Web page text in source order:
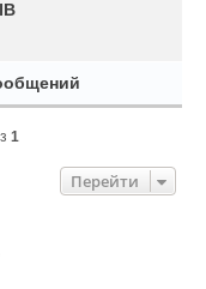
1
Перейти